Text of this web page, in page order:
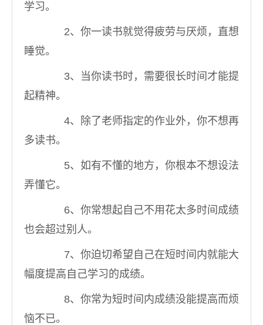
学习。
2、你一读书就觉得疲劳与厌烦，直想
睡觉。
3、当你读书时，需要很长时间才能提
起精神。
4、除了老师指定的作业外，你不想再
多读书。
5、如有不懂的地方，你根本不想设法
弄懂它。
6、你常想起自己不用花太多时间成绩
也会超过别人。
7、你迫切希望自己在短时间内就能大
幅度提高自己学习的成绩。
8、你常为短时间内成绩没能提高而烦
恼不已。